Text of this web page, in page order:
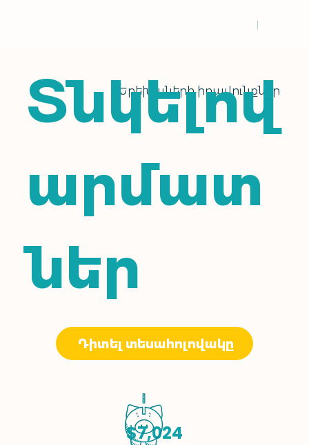
Երեխաների իրավունքներ
Դիտել տեսահոլովակը
Տնկելով
արմատ
ներ
$7,024